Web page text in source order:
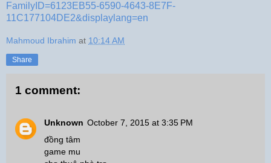
FamilyID=6123EB55-6590-4643-8E7F-
11C177104DE2&displaylang=en
Mahmoud Ibrahim at 10:14 AM
Share
1 comment:
Unknown October 7, 2015 at 3:35 PM
đồng tâm
game mu